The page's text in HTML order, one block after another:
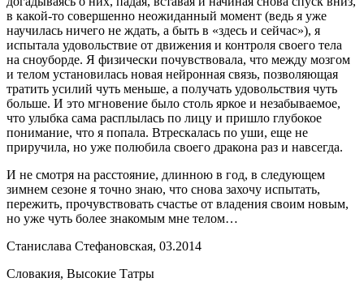
в какой-то совершенно неожиданный момент (ведь я уже
научилась ничего не ждать, а быть в «здесь и сейчас»), я
испытала удовольствие от движения и контроля своего тела
на сноуборде. Я физически почувствовала, что между мозгом
и телом установилась новая нейронная связь, позволяющая
тратить усилий чуть меньше, а получать удовольствия чуть
больше. И это мгновение было столь яркое и незабываемое,
что улыбка сама расплылась по лицу и пришло глубокое
понимание, что я попала. Втрескалась по уши, еще не
приручила, но уже полюбила своего дракона раз и навсегда.
И не смотря на расстояние, длинною в год, в следующем
зимнем сезоне я точно знаю, что снова захочу испытать,
пережить, прочувствовать счастье от владения своим новым,
но уже чуть более знакомым мне телом…
Станислава Стефановская, 03.2014
Словакия, Высокие Татры